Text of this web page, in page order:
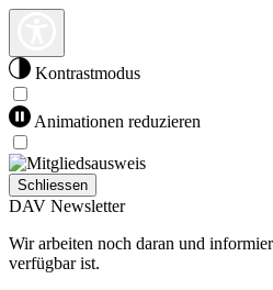
Kontrastmodus
Animationen reduzieren
Schliessen
DAV Newsletter
Wir arbeiten noch daran und
verfügbar ist.